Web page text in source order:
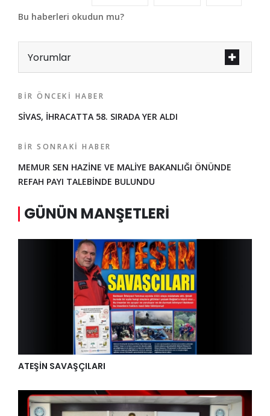
Bu haberleri okudun mu?
Yorumlar
BIR ÖNCEKI HABER
SİVAS, İHRACATTA 58. SIRADA YER ALDI
BIR SONRAKI HABER
MEMUR SEN HAZİNE VE MALİYE BAKANLIĞI ÖNÜNDE
REFAH PAYI TALEBİNDE BULUNDU
GÜNÜN MANŞETLERI
ATEŞİN SAVAŞÇILARI